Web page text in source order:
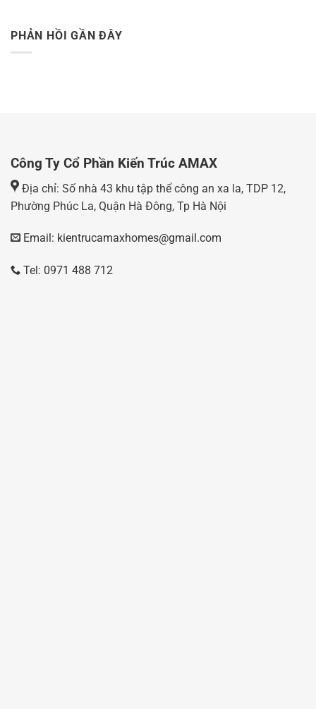
PHẢN HỒI GẦN ĐÂY
Công Ty Cổ Phần Kiến Trúc AMAX
Địa chỉ: Số nhà 43 khu tập thể công an xa la, TDP 12,
Phường Phúc La, Quận Hà Đông, Tp Hà Nội
Email: kientrucamaxhomes@gmail.com
Tel: 0971 488 712